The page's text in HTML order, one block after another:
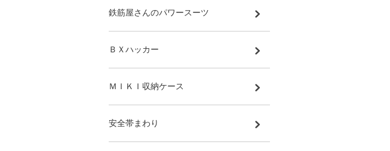
鉄筋屋さんのパワースーツ
ＢＸハッカー
ＭＩＫＩ収納ケース
安全帯まわり